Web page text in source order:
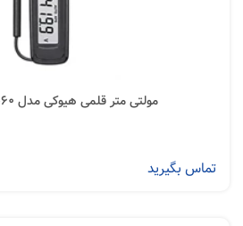
مولتی متر قلمی هیوکی مدل HIOKI 3246-60
تماس بگیرید